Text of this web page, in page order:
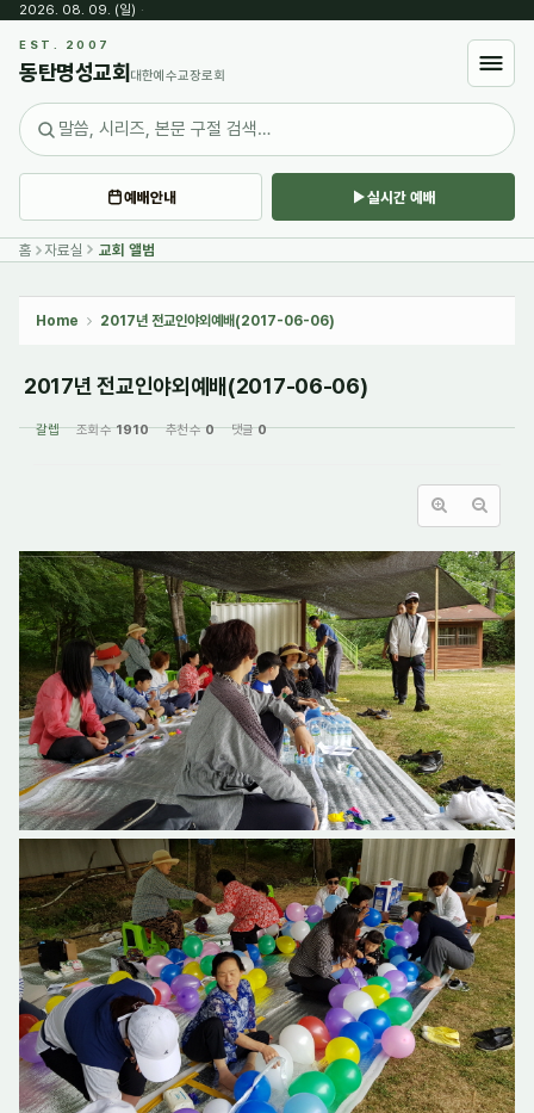
2026. 08. 09. (일) ·
EST. 2007
동탄명성교회 대한예수교장로회
예배안내 실시간 예배
홈 자료실 교회 앨범
Home 2017년 전교인야외예배(2017-06-06)
2017년 전교인야외예배(2017-06-06)
갈렙 조회 수1910 추천 수0 댓글0
Sketchbook5, 스케치북5
Sketchbook5, 스케치북5